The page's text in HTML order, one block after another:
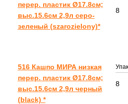
перер. пластик Ø17.8см;
выс.15.6см 2,9л серо-
зеленый (szarozielony)*
8
516 Кашпо МИРА низкая
перер. пластик Ø17.8см;
выс.15.6см 2,9л черный
(black) *
8